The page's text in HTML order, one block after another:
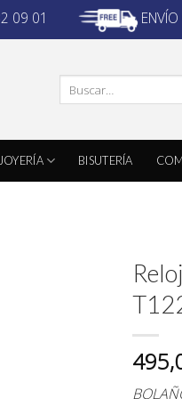
09 01
por:
JOYERÍA BISUTERÍA